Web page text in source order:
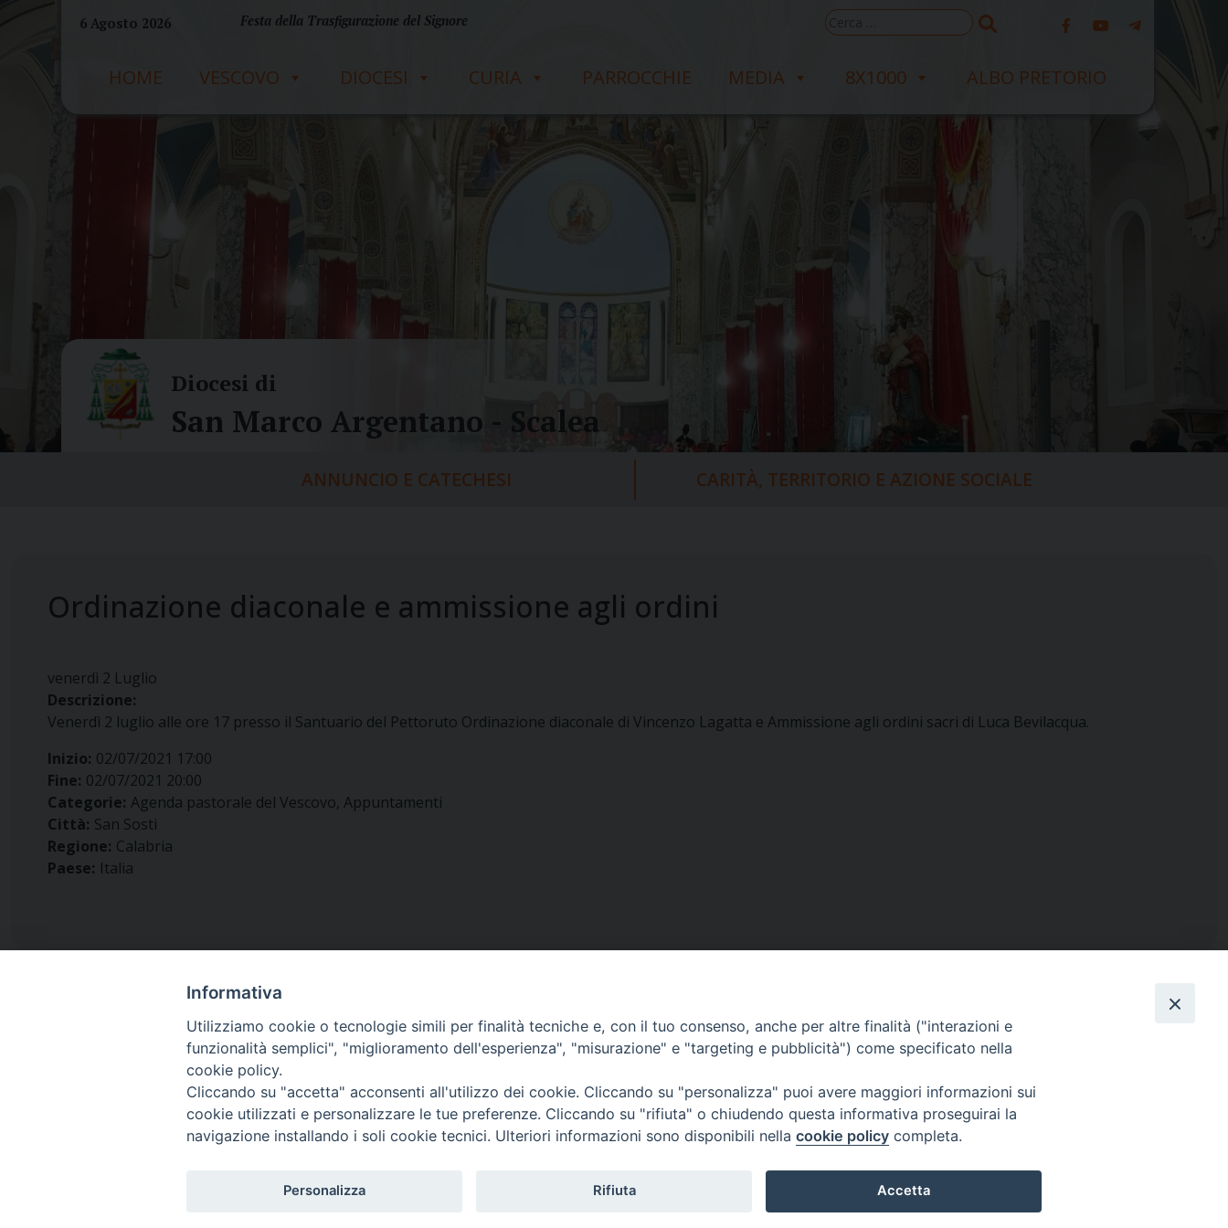
6 Agosto 2026 Festa della Trasfigurazione del Signore
Ricerca
per:
HOME VESCOVO DIOCESI CURIA PARROCCHIE MEDIA 8X1000 ALBO PRETORIO
Diocesi di
San Marco Argentano - Scalea
ANNUNCIO E CATECHESI CARITÀ, TERRITORIO E AZIONE SOCIALE
Ordinazione diaconale e ammissione agli ordini
venerdì 2 Luglio
Descrizione:
Venerdì 2 luglio alle ore 17 presso il Santuario del Pettoruto Ordinazione diaconale di Vincenzo Lagatta e Ammissione agli ordini sacri di Luca Bevilacqua.
Inizio: 02/07/2021 17:00
Fine: 02/07/2021 20:00
Categorie: Agenda pastorale del Vescovo, Appuntamenti
Città: San Sosti
Regione: Calabria
Paese: Italia
Diocesi di
San Marco Argentano - Scalea
Piazza Duomo 6 (145,52 km)
CONTATTACI MODULISTICA
WEBMAIL
RENDICONTO 8X1000
Informativa
Utilizziamo cookie o tecnologie simili per finalità tecniche e, con il tuo consenso, anche per altre finalità ("interazioni e
funzionalità semplici", "miglioramento dell'esperienza", "misurazione" e "targeting e pubblicità") come specificato nella
cookie policy.
Cliccando su "accetta" acconsenti all'utilizzo dei cookie. Cliccando su "personalizza" puoi avere maggiori informazioni sui
cookie utilizzati e personalizzare le tue preferenze. Cliccando su "rifiuta" o chiudendo questa informativa proseguirai la
navigazione installando i soli cookie tecnici. Ulteriori informazioni sono disponibili nella cookie policy completa.
Personalizza Rifiuta Accetta